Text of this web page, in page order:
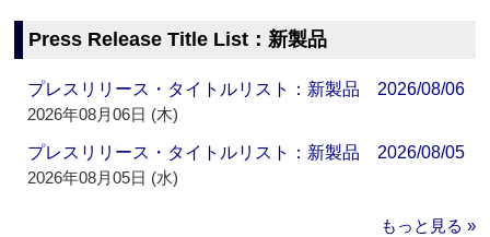
Press Release Title List：新製品
プレスリリース・タイトルリスト：新製品 2026/08/06
2026年08月06日 (木)
プレスリリース・タイトルリスト：新製品 2026/08/05
2026年08月05日 (水)
もっと見る »